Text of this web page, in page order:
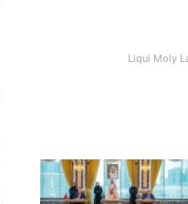
Liqui Moly